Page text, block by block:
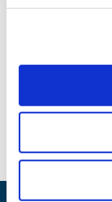
2007 (2)
1999 (1)